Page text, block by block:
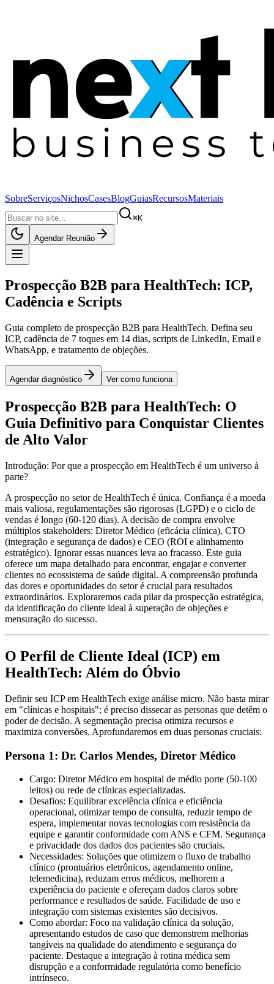
SobreServiçosNichosCasesBlogGuiasRecursosMateriais
⌘K
Agendar Reunião
Prospecção B2B para HealthTech: ICP,
Cadência e Scripts
Guia completo de prospecção B2B para HealthTech. Defina seu
ICP, cadência de 7 toques em 14 dias, scripts de LinkedIn, Email e
WhatsApp, e tratamento de objeções.
Agendar diagnóstico Ver como funciona
Prospecção B2B para HealthTech: O
Guia Definitivo para Conquistar Clientes
de Alto Valor
Introdução: Por que a prospecção em HealthTech é um universo à
parte?
A prospecção no setor de HealthTech é única. Confiança é a moeda
mais valiosa, regulamentações são rigorosas (LGPD) e o ciclo de
vendas é longo (60-120 dias). A decisão de compra envolve
múltiplos stakeholders: Diretor Médico (eficácia clínica), CTO
(integração e segurança de dados) e CEO (ROI e alinhamento
estratégico). Ignorar essas nuances leva ao fracasso. Este guia
oferece um mapa detalhado para encontrar, engajar e converter
clientes no ecossistema de saúde digital. A compreensão profunda
das dores e oportunidades do setor é crucial para resultados
extraordinários. Exploraremos cada pilar da prospecção estratégica,
da identificação do cliente ideal à superação de objeções e
mensuração do sucesso.
O Perfil de Cliente Ideal (ICP) em
HealthTech: Além do Óbvio
Definir seu ICP em HealthTech exige análise micro. Não basta mirar
em "clínicas e hospitais"; é preciso dissecar as personas que detêm o
poder de decisão. A segmentação precisa otimiza recursos e
maximiza conversões. Aprofundaremos em duas personas cruciais:
Persona 1: Dr. Carlos Mendes, Diretor Médico
Cargo: Diretor Médico em hospital de médio porte (50-100
leitos) ou rede de clínicas especializadas.
Desafios: Equilibrar excelência clínica e eficiência
operacional, otimizar tempo de consulta, reduzir tempo de
espera, implementar novas tecnologias com resistência da
equipe e garantir conformidade com ANS e CFM. Segurança
e privacidade dos dados dos pacientes são cruciais.
Necessidades: Soluções que otimizem o fluxo de trabalho
clínico (prontuários eletrônicos, agendamento online,
telemedicina), reduzam erros médicos, melhorem a
experiência do paciente e ofereçam dados claros sobre
performance e resultados de saúde. Facilidade de uso e
integração com sistemas existentes são decisivos.
Como abordar: Foco na validação clínica da solução,
apresentando estudos de caso que demonstrem melhorias
tangíveis na qualidade do atendimento e segurança do
paciente. Destaque a integração à rotina médica sem
disrupção e a conformidade regulatória como benefício
intrínseco.